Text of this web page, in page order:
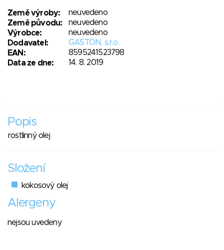
Země výroby:
neuvedeno
Země původu:
neuvedeno
Výrobce:
neuvedeno
Dodavatel:
GASTON, s.r.o.
EAN:
8595241523798
Data ze dne:
14. 8. 2019
Popis
rostlinný olej
Složení
kokosový olej
Alergeny
nejsou uvedeny